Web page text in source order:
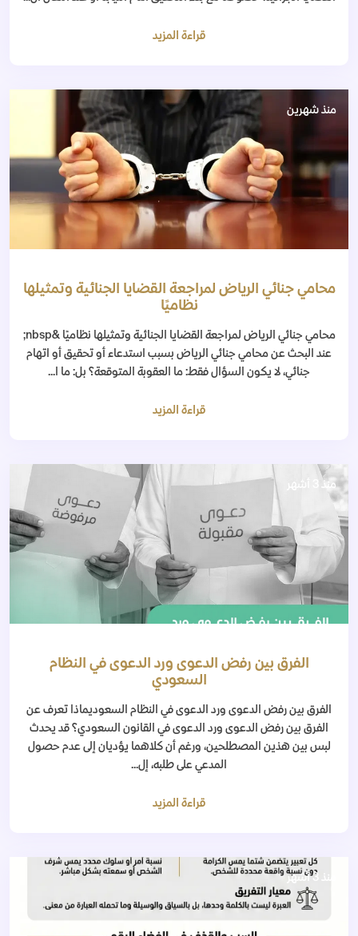
قراءة المزيد
منذ شهرين
محامي جنائي الرياض لمراجعة القضايا الجنائية وتمثيلها
نظاميًا
محامي جنائي الرياض لمراجعة القضايا الجنائية وتمثيلها نظاميًا &nbsp;
عند البحث عن محامي جنائي الرياض بسبب استدعاء أو تحقيق أو اتهام
جنائي، لا يكون السؤال فقط: ما العقوبة المتوقعة؟ بل: ما ا...
قراءة المزيد
منذ 3 أشهر
الفرق بين رفض الدعوى ورد الدعوى في النظام
السعودي
الفرق بين رفض الدعوى ورد الدعوى في النظام السعوديماذا تعرف عن
الفرق بين رفض الدعوى ورد الدعوى في القانون السعودي؟ قد يحدث
لبس بين هذين المصطلحين، ورغم أن كلاهما يؤديان إلى عدم حصول
المدعي على طلبه، إل...
قراءة المزيد
منذ 3 أشهر